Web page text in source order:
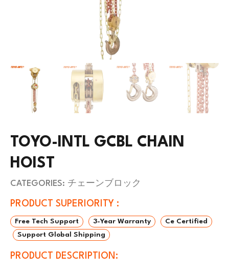
TOYO-INTL GCBL CHAIN
HOIST
CATEGORIES: チェーンブロック
PRODUCT SUPERIORITY :
Free Tech Support 3-Year Warranty
Ce Certified
Support Global Shipping
PRODUCT DESCRIPTION: